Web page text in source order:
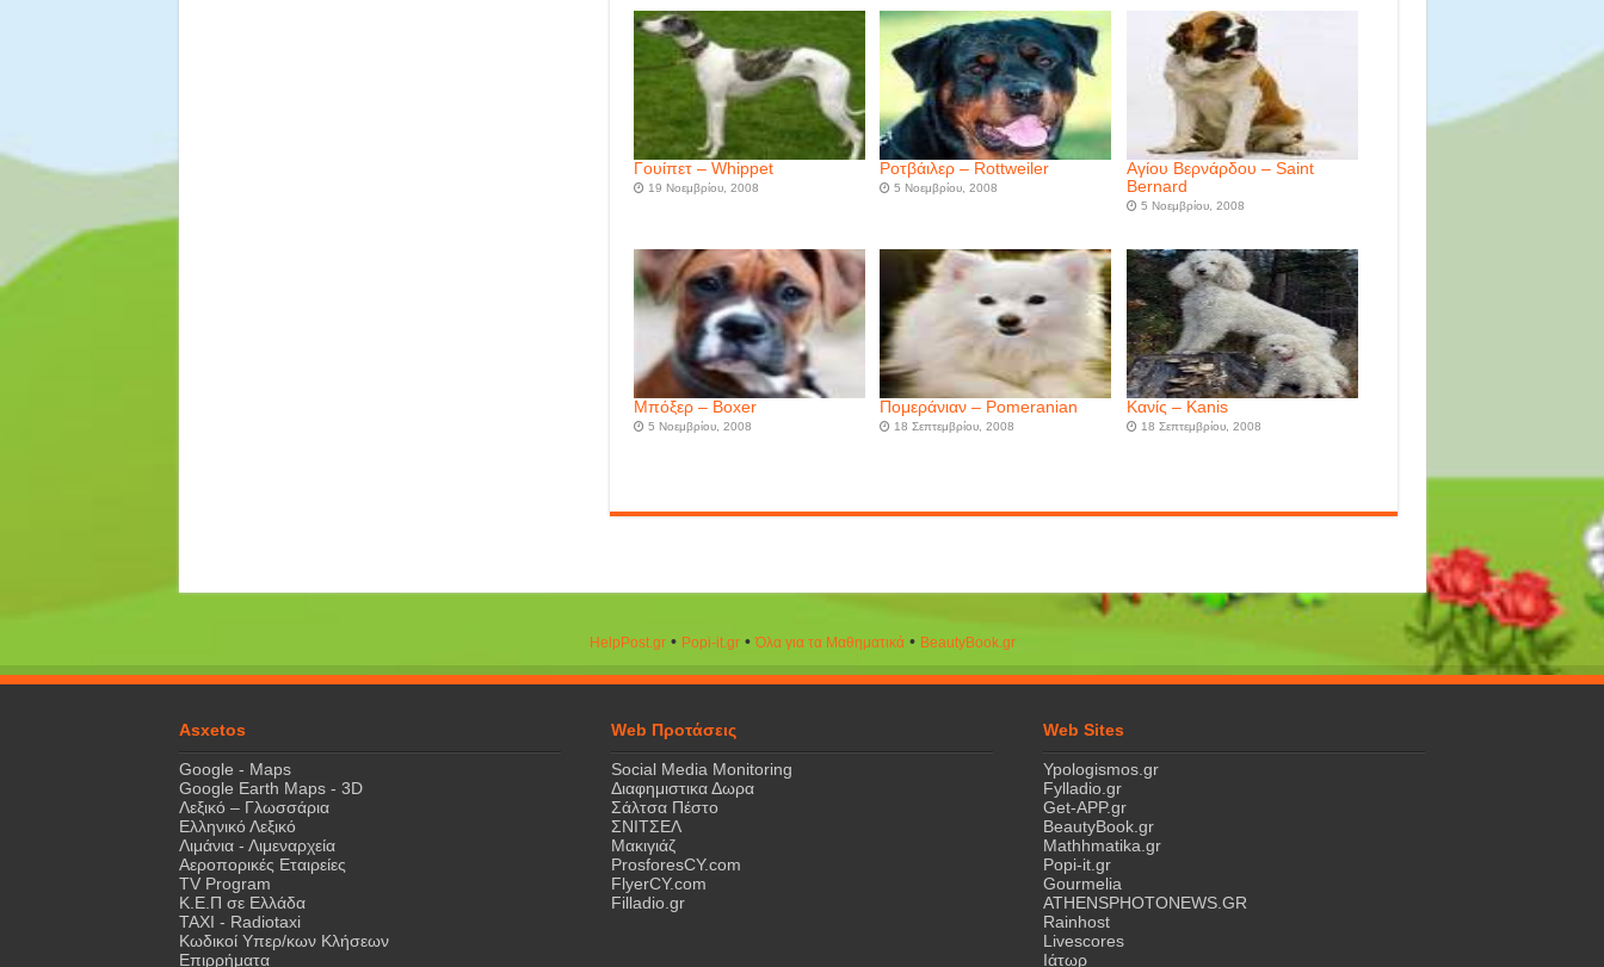
Γουίπετ – Whippet
19 Νοεμβρίου, 2008
Ροτβάιλερ – Rottweiler
5 Νοεμβρίου, 2008
Αγίου Βερνάρδου – Saint
Bernard
5 Νοεμβρίου, 2008
Μπόξερ – Boxer
5 Νοεμβρίου, 2008
Πομεράνιαν – Pomeranian
18 Σεπτεμβρίου, 2008
Kανίς – Kanis
18 Σεπτεμβρίου, 2008
HelpPost.gr• Popi-it.gr•Όλα για τα Μαθηματικά• ΒeautyΒook.gr
Asxetos
Google - Maps
Google Earth Maps - 3D
Λεξικό – Γλωσσάρια
Ελληνικό Λεξικό
Λιμάνια - Λιμεναρχεία
Αεροπορικές Εταιρείες
TV Program
Κ.Ε.Π σε Ελλάδα
ΤΑΧΙ - Radiotaxi
Κωδικοί Υπερ/κων Κλήσεων
Επιρρήματα
Web Προτάσεις
Social Media Monitoring
Διαφημιστικα Δωρα
Σάλτσα Πέστο
ΣΝΙΤΣΕΛ
Μακιγιάζ
ProsforesCY.com
FlyerCY.com
Filladio.gr
Web Sites
Ypologismos.gr
Fylladio.gr
Get-APP.gr
BeautyBook.gr
Mathhmatika.gr
Popi-it.gr
Gourmelia
ATHENSPHOTONEWS.GR
Rainhost
Livescores
Ιάτωρ